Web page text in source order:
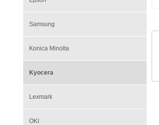
Samsung
Konica Minolta
Kyocera
Lexmark
OKI